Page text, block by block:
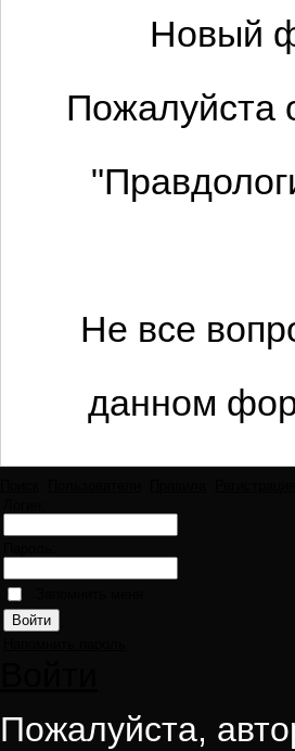
Новый
Пожалуйста
Не все
данном
Пожалуйста,